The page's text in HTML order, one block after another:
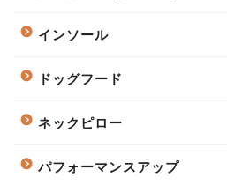
インソール
ドッグフード
ネックピロー
パフォーマンスアップ